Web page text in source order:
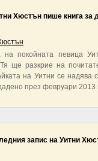
Хюстън пише книга за
на покойната певица
ще разкрие на
на Уитни се надява
през февруари
запис на Уитни